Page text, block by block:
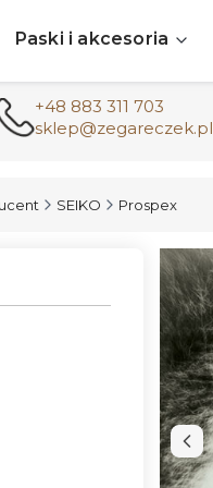
+48 883 311 703
sklep@zegareczek.pl
Paski i akcesoria
SEIKO Prospex